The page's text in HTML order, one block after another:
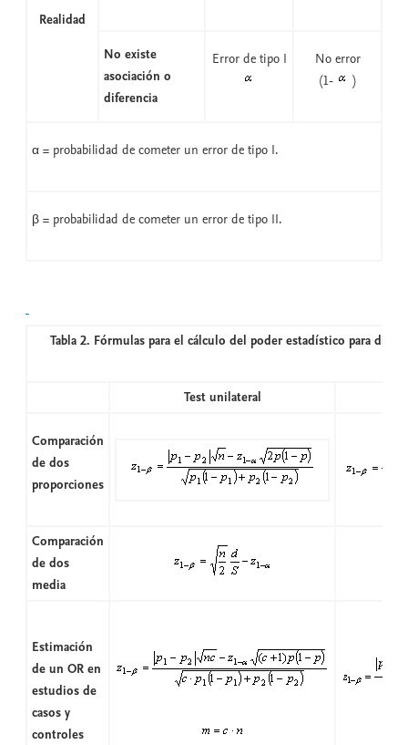
Realidad
No existe
asociación o
diferencia
Error de tipo I
No error
(1-
)
α = probabilidad de cometer un error de tipo I.
β = probabilidad de cometer un error de tipo II.
Tabla 2. Fórmulas para el cálculo del poder estadístico para
Test unilateral
Comparación
de dos
proporciones
Comparación
de dos
media
Estimación
de un OR en
estudios de
casos y
controles